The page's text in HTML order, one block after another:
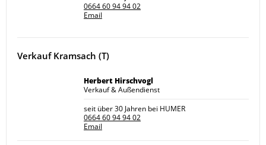
0664 60 94 94 02
Email
Verkauf Kramsach (T)
Herbert Hirschvogl
Verkauf & Außendienst
seit über 30 Jahren bei HUMER
0664 60 94 94 02
Email